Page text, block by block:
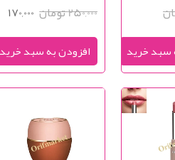
250,000 تومان
170,000
تومان